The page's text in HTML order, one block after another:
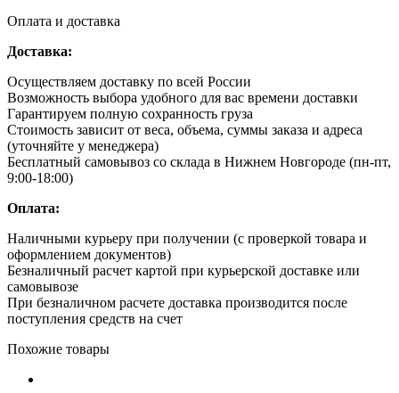
Оплата и доставка
Доставка:
Осуществляем доставку по всей России
Возможность выбора удобного для вас времени доставки
Гарантируем полную сохранность груза
Стоимость зависит от веса, объема, суммы заказа и адреса
(уточняйте у менеджера)
Бесплатный самовывоз со склада в Нижнем Новгороде (пн-пт,
9:00-18:00)
Оплата:
Наличными курьеру при получении (с проверкой товара и
оформлением документов)
Безналичный расчет картой при курьерской доставке или
самовывозе
При безналичном расчете доставка производится после
поступления средств на счет
Похожие товары